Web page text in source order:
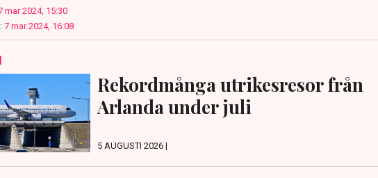
mar 2024, 15:30
7 mar 2024, 16:08
Rekordmånga utrikesresor från
Arlanda under juli
5 AUGUSTI 2026 |